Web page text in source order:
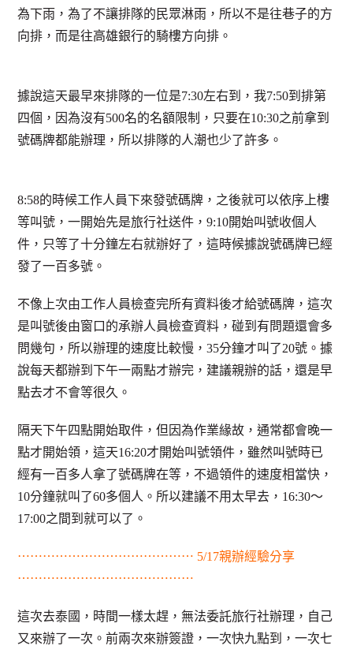
為下雨，為了不讓排隊的民眾淋雨，所以不是往巷子的方
向排，而是往高雄銀行的騎樓方向排。
據說這天最早來排隊的一位是7:30左右到，我7:50到排第
四個，因為沒有500名的名額限制，只要在10:30之前拿到
號碼牌都能辦理，所以排隊的人潮也少了許多。
8:58的時候工作人員下來發號碼牌，之後就可以依序上樓
等叫號，一開始先是旅行社送件，9:10開始叫號收個人
件，只等了十分鐘左右就辦好了，這時候據說號碼牌已經
發了一百多號。
不像上次由工作人員檢查完所有資料後才給號碼牌，這次
是叫號後由窗口的承辦人員檢查資料，碰到有問題還會多
問幾句，所以辦理的速度比較慢，35分鐘才叫了20號。據
說每天都辦到下午一兩點才辦完，建議親辦的話，還是早
點去才不會等很久。
隔天下午四點開始取件，但因為作業緣故，通常都會晚一
點才開始領，這天16:20才開始叫號領件，雖然叫號時已
經有一百多人拿了號碼牌在等，不過領件的速度相當快，
10分鐘就叫了60多個人。所以建議不用太早去，16:30～
17:00之間到就可以了。
⋯⋯⋯⋯⋯⋯⋯⋯⋯⋯⋯⋯⋯⋯ 5/17親辦經驗分享
⋯⋯⋯⋯⋯⋯⋯⋯⋯⋯⋯⋯⋯⋯
這次去泰國，時間一樣太趕，無法委託旅行社辦理，自己
又來辦了一次。前兩次來辦簽證，一次快九點到，一次七